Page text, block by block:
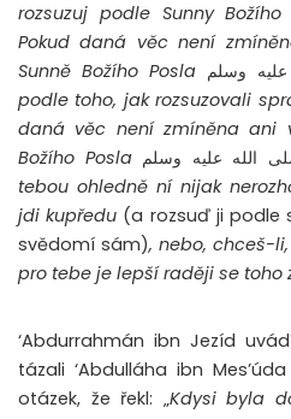
rozsuzuj podle Sunny Božího
Pokud daná věc není
Sunně Božího Posla وسلم
podle toho, jak rozsuzovali
daná věc není zmíněna ani
Božího Posla الله عليه وسلم
tebou ohledně ní nijak
jdi kupředu (a rozsuď ji podle
svědomí sám), nebo, chceš-
pro tebe je lepší raději se toho
‘Abdurrahmán ibn Jezíd
tázali ‘Abdulláha ibn Mes’úda رضي الله عنه tolik mnoho
otázek, že řekl: „Kdysi byla